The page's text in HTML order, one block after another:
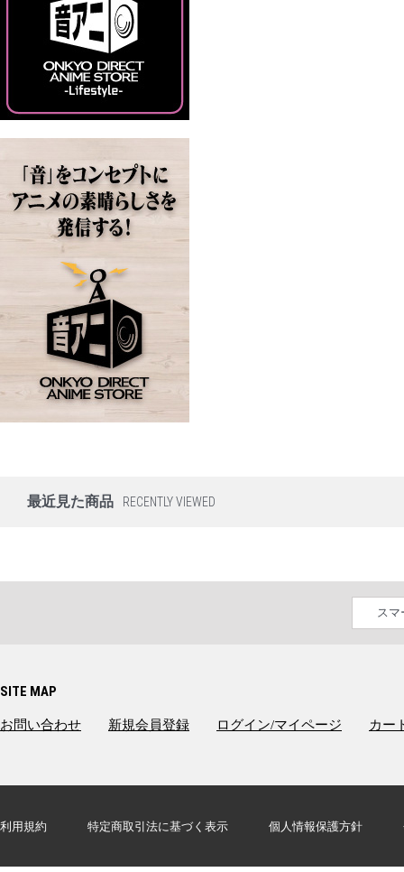
最近見た商品 RECENTLY VIEWED
スマ
SITE MAP
お問い合わせ 新規会員登録 ログイン/マイページ カー
利用規約 特定商取引法に基づく表示 個人情報保護方針